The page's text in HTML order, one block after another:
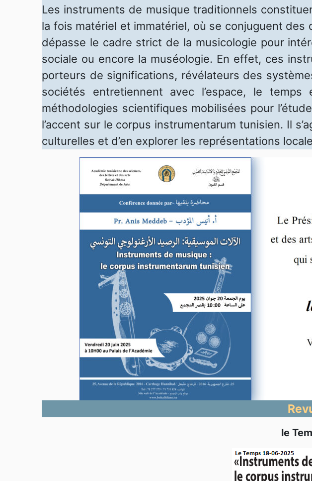
Les instruments de musique traditionnels
la fois matériel et immatériel, où se conjuguent
dépasse le cadre strict de la musicologie pour
sociale ou encore la muséologie. En effet, ces
porteurs de significations, révélateurs des
sociétés entretiennent avec l’espace, le
méthodologies scientifiques mobilisées pour
l’accent sur le corpus instrumentarum tunisien. Il
culturelles et d’en explorer les représentations
le